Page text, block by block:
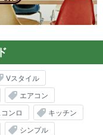
Vスタイル
エアコン
ンロ
キッチン
シンプル